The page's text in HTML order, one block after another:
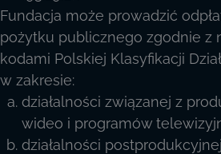
Fundacja może prowadzić
pożytku publicznego zgodnie z
kodami Polskiej Klasyfikacji
w zakresie:
działalności związanej z
wideo i programów
działalności